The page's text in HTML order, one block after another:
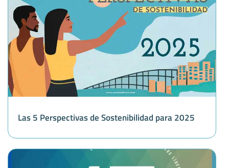
Las 5 Perspectivas de Sostenibilidad para 2025